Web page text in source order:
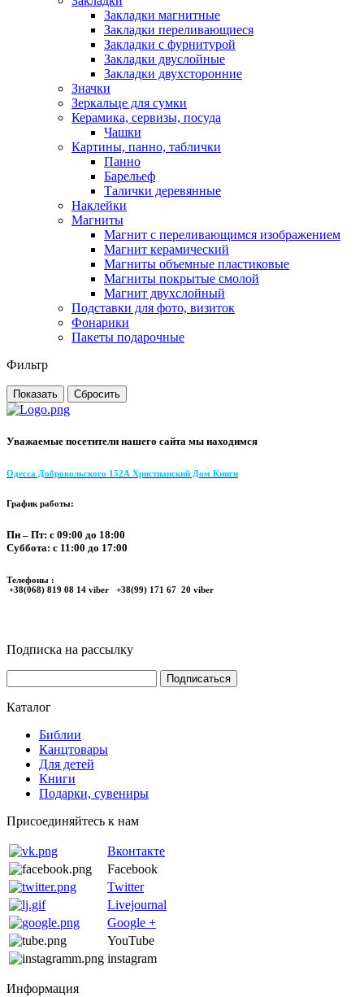
Закладки магнитные
Закладки переливающиеся
Закладки с фурнитурой
Закладки двуслойные
Закладки двухсторонние
Значки
Зеркальце для сумки
Керамика, сервизы, посуда
Чашки
Картины, панно, таблички
Панно
Барельеф
Талички деревянные
Наклейки
Магниты
Магнит с переливающимся изображением
Магнит керамический
Магниты объемные пластиковые
Магниты покрытые смолой
Магнит двухслойный
Подставки для фото, визиток
Фонарики
Пакеты подарочные
Фильтр
Уважаемые посетители нашего сайта мы находимся
Одесса Добровольского 152А Христианский Дом Книги
График работы:
Пн – Пт: с 09:00 до 18:00
Суббота: с 11:00 до 17:00
Телефоны :
+38(068) 819 08 14 viber +38(99) 171 67 20 viber
Подписка на рассылку
Каталог
Библии
Канцтовары
Для детей
Книги
Подарки, сувениры
Присоединяйтесь к нам
Вконтакте
Facebook
Twitter
Livejournal
Google +
YouTube
instagram
Информация